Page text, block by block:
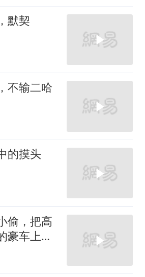
默契
不输二哈
的摸头
偷，把高
豪车上，